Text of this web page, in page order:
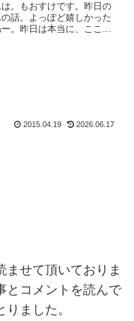
。もおすけです。昨日の
話。よっぽど嬉しかった
。昨日は本当に、ここは
2015.04.19 2026.06.17
ませて頂いておりま
とコメントを読んで
ました。